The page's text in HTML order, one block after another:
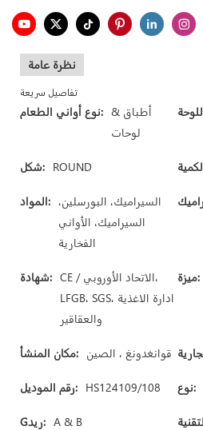
نظرة عامة
تفاصيل سريعة
نوع أواني الطعام: أطباق &
لوحات
شكل: ROUND
المواد: السيراميك، البورسلين،
السيراميك، الأواني
الفخارية
شهادة: CE / الاتحاد الأوروبي،
LFGB، SGS، ادارة الاغذية
والعقاقير
ميزة:
مكان المنشأ: قوانغدونغ ، الصين
رقم الموديل: HS124109/108 نوع:
Gريد: A & B